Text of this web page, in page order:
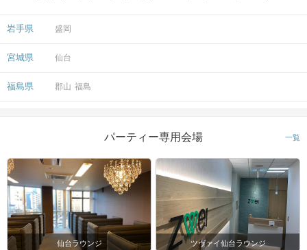
岩手県 盛岡
宮城県 仙台
福島県 郡山 福島
パーティー専用会場 一覧
仙台ラウンジ ツヴァイ仙台ラウンジ